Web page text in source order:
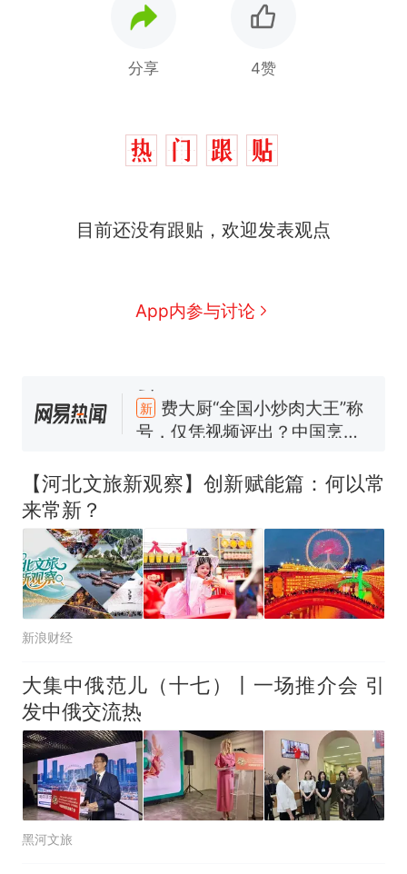
分享 4赞
目前还没有跟贴，欢迎发表观点
App内参与讨论
新
费大厨“全国小炒肉大王”称
号，仅凭视频评出？中国烹饪
窝，原地守1天等它长大：挖了
140多朵
那个在床头放菜刀的女孩，因
老师一句“跟我回家”改写了人
生
美国渔民钓获鲨鱼徒手将其拽
回大海 目击者直呼震惊 （视频
来源：参考消息）
笔试第一被第二名传话劝弃考
官方通报
【河北文旅新观察】创新赋能篇：何以常
来常新？
新浪财经
大集中俄范儿（十七）丨一场推介会 引
发中俄交流热
黑河文旅